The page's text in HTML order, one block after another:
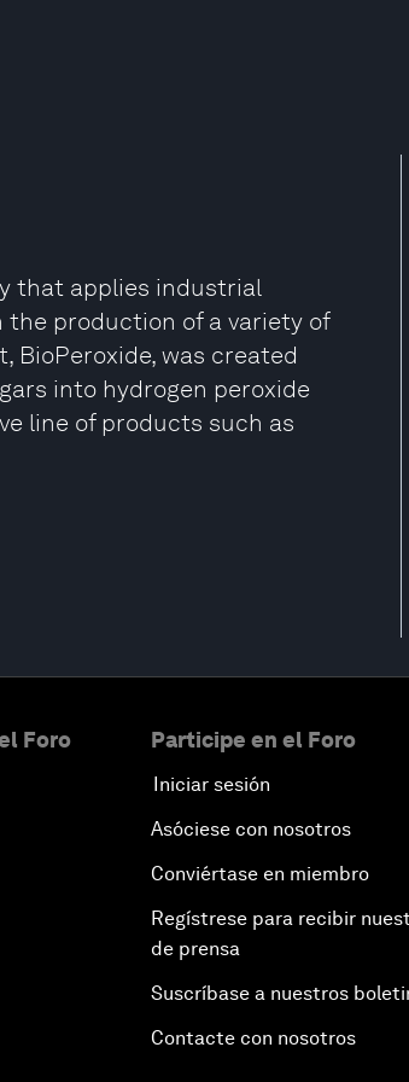
that applies industrial
production of a variety of
BioPeroxide, was created
into hydrogen peroxide
line of products such as
Foro Participe en el Foro
Iniciar sesión
Asóciese con nosotros
Conviértase en miembro
Regístrese para recibir
de prensa
Suscríbase a nuestros
Contacte con nosotros